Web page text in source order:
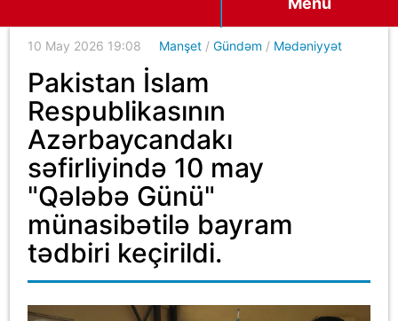
10 May 2026 19:08 Manşet /Gündəm / Mədəniyyət
Pakistan İslam
Respublikasının
Azərbaycandakı
səfirliyində 10 may
"Qələbə Günü"
münasibətilə bayram
tədbiri keçirildi.